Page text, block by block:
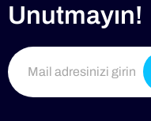
Unutmayın!